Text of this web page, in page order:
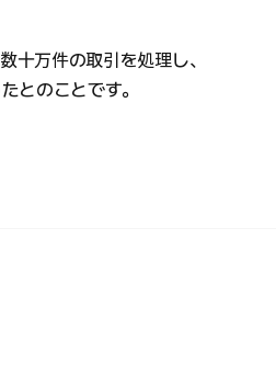
万件の取引を処理し、
とのことです。